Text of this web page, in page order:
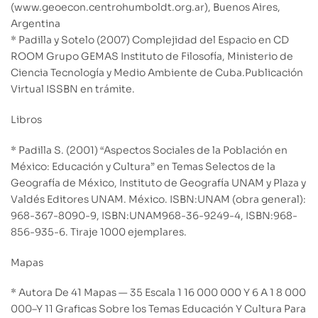
(www.geoecon.centrohumboldt.org.ar), Buenos Aires,
Argentina
* Padilla y Sotelo (2007) Complejidad del Espacio en CD
ROOM Grupo GEMAS Instituto de Filosofía, Ministerio de
Ciencia Tecnología y Medio Ambiente de Cuba.Publicación
Virtual ISSBN en trámite.
Libros
* Padilla S. (2001) “Aspectos Sociales de la Población en
México: Educación y Cultura” en Temas Selectos de la
Geografía de México, Instituto de Geografía UNAM y Plaza y
Valdés Editores UNAM. México. ISBN:UNAM (obra general):
968-367-8090-9, ISBN:UNAM968-36-9249-4, ISBN:968-
856-935-6. Tiraje 1000 ejemplares.
Mapas
* Autora De 41 Mapas — 35 Escala 1 16 000 000 Y 6 A 1 8 000
000–Y 11 Graficas Sobre los Temas Educación Y Cultura Para